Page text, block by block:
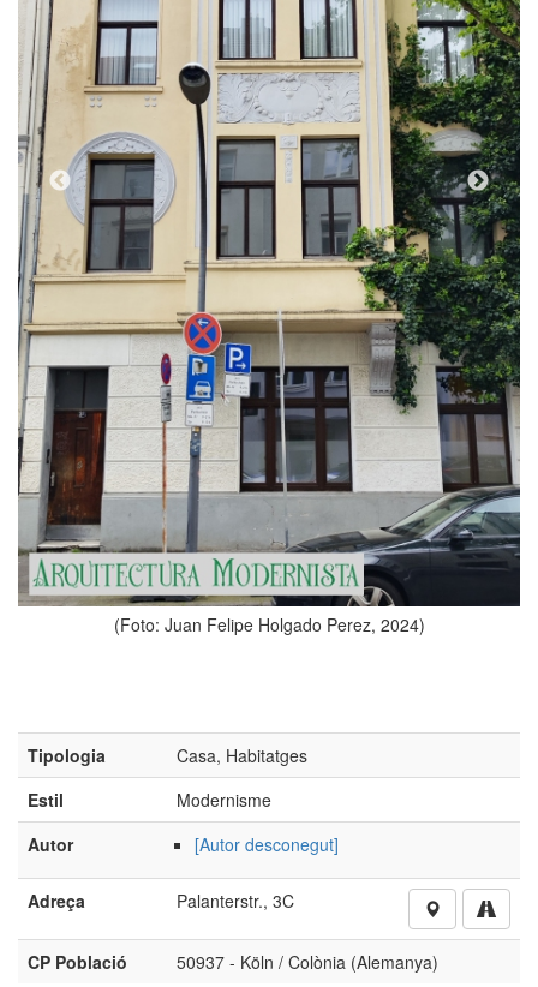
(Foto: Juan Felipe Holgado Perez, 2024)
Tipologia
Casa, Habitatges
Estil
Modernisme
Autor
[Autor desconegut]
Adreça Palanterstr., 3C
CP Població 50937 - Köln / Colònia (Alemanya)
No està autoritzada la reproducció d’imatges o continguts
sense el consentiment exprés de l'autor